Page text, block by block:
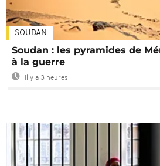
SOUDAN
Soudan : les pyramides de
à la guerre
Il y a 3 heures